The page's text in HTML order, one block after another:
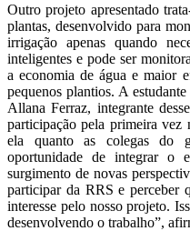
Outro projeto apresentado
plantas, desenvolvido para
irrigação apenas quando
inteligentes e pode ser
a economia de água e maior
pequenos plantios. A
Allana Ferraz, integrante
participação pela primeira vez
ela quanto as colegas do
oportunidade de integrar o
surgimento de novas
participar da RRS e perceber
interesse pelo nosso projeto.
desenvolvendo o trabalho”,